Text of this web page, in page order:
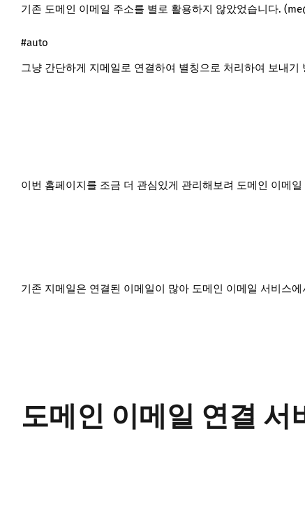
기존 도메인 이메일 주소를 별로 활용하지 않았었습니다. (
#auto
그냥 간단하게 지메일로 연결하여 별칭으로 처리하여 보내기
이번 홈페이지를 조금 더 관심있게 관리해보려 도메인 이메
기존 지메일은 연결된 이메일이 많아 도메인 이메일 서비스
도메인 이메일 연결 서